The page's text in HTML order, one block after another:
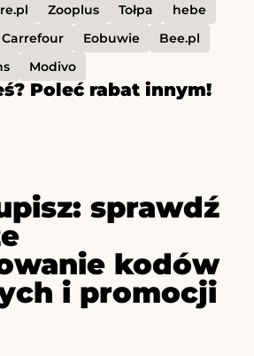
Zooplus Tołpa
hebe
Carrefour Eobuwie
Bee.pl
Modivo
Poleć rabat innym!
sprawdź
kodów
i promocji